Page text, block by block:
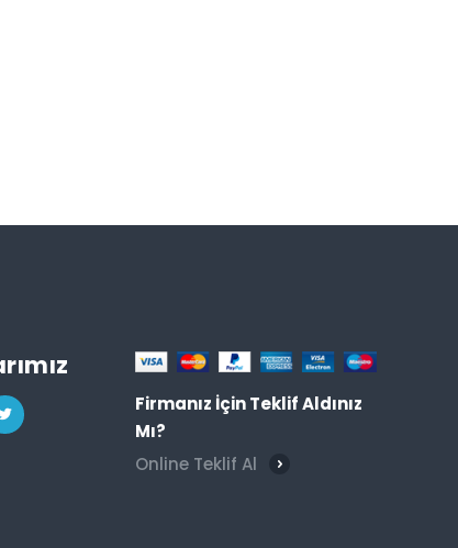
Firmanız İçin Teklif Aldınız
Mı?
Online Teklif Al